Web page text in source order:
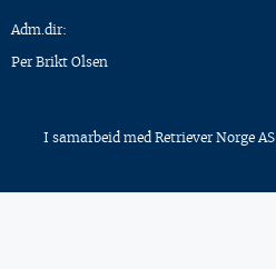
Adm.dir:
Per Brikt Olsen
I samarbeid med Retriever Norge AS